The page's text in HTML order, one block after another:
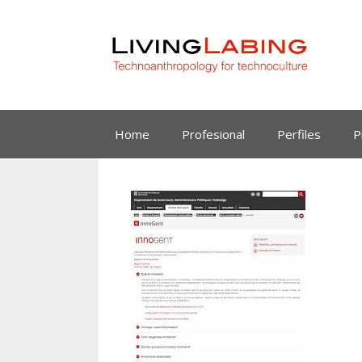
Home Profesional Perfiles